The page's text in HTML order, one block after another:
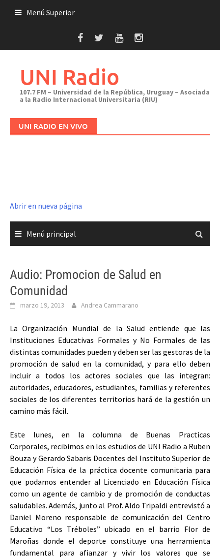
Menú Superior
UNI Radio
107.7 FM – Universidad de la República, Uruguay – Asociada
a la Radio Internacional Universitaria (RIU)
UNI RADIO EN VIVO
Abrir en nueva página
Menú principal
Audio: Promocion de Salud en
Comunidad
marzo 19, 2013 Andrea Cammarano
La Organización Mundial de la Salud entiende que las
Instituciones Educativas Formales y No Formales de las
distintas comunidades pueden y deben ser las gestoras de la
promoción de salud en la comunidad, y para ello deben
incluir a todos los actores sociales que las integran:
autoridades, educadores, estudiantes, familias y referentes
sociales de los diferentes territorios hará de la gestión un
camino más fácil.
Este lunes, en la columna de Buenas Practicas
Corporales, recibimos en los estudios de UNI Radio a Ruben
Bouza y Gerardo Sabaris Docentes del Instituto Superior de
Educación Física de la práctica docente comunitaria para
que podamos entender al Licenciado en Educación Física
como un agente de cambio y de promoción de conductas
saludables. Además, junto al Prof. Aldo Tripaldi entrevistó a
Daniel Moreno responsable de comunicación del Centro
Educativo “Los Tréboles” ubicado en el barrio Flor de
Maroñas donde el deporte constituye una herramienta
fundamental para afianzar y vivir los valores que se